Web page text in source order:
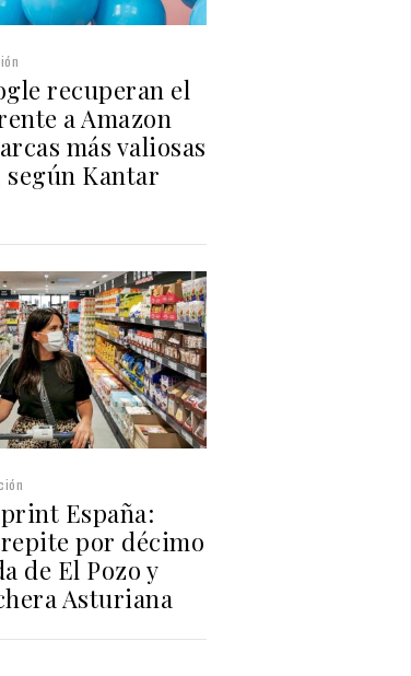
recuperan el
a Amazon
más valiosas
Kantar
España:
por décimo
de El Pozo y
Asturiana